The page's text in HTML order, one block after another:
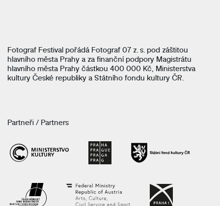
Fotograf Festival pořádá Fotograf 07 z. s. pod záštitou
hlavního města Prahy a za finanční podpory Magistrátu
hlavního města Prahy částkou 400 000 Kč, Ministerstva
kultury České republiky a Státního fondu kultury ČR.
Partneři / Partners